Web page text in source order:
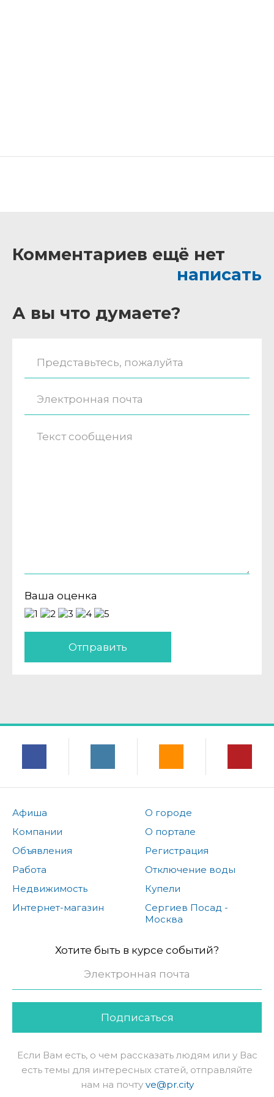
Комментариев ещё нет
написать
А вы что думаете?
Ваша оценка
Отправить
Афиша
Компании
Объявления
Работа
Недвижимость
Интернет-магазин
О городе
О портале
Регистрация
Отключение воды
Купели
Сергиев Посад -
Москва
Хотите быть в курсе событий?
Подписаться
Если Вам есть, о чем рассказать людям или у Вас
есть темы для интересных статей, отправляйте
нам на почту ve@pr.city